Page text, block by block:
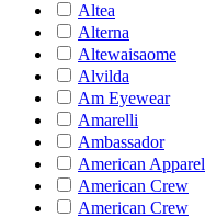
Altea
Alterna
Altewaisaome
Alvilda
Am Eyewear
Amarelli
Ambassador
American Apparel
American Crew
American Crew